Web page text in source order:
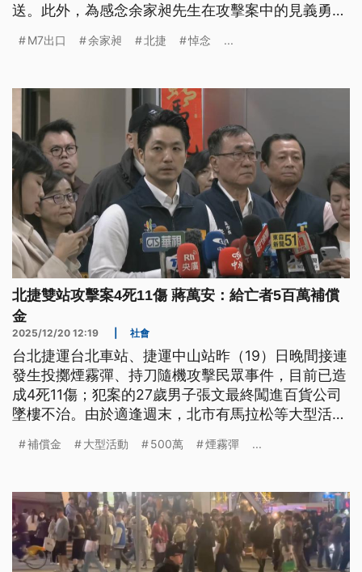
送。此外，為感念余家昶先生在攻擊案中的見義勇
念牆，供民眾緬懷追思。
M7出口 余家昶 北捷 悼念 ...
北捷雙站攻擊案4死11傷 蔣萬安：給亡者5百萬補償
金
2025/12/20 12:19 社會
台北捷運台北車站、捷運中山站昨（19）日晚間接連
發生投擲煙霧彈、持刀隨機攻擊民眾事件，目前已造
成4死11傷；犯案的27歲男子張文最終闖進百貨公司
墜樓不治。由於適逢週末，北市有馬拉松等大型活
應變措施。市長蔣萬安表示，針對這次事件，規劃每
補償金 大型活動 500萬 煙霧彈 ...